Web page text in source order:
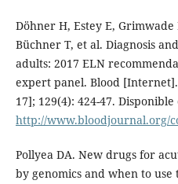
Döhner H, Estey E,
Büchner T, et al. Diagnosis
adults: 2017 ELN
expert panel. Blood
17]; 129(4): 424-47. Disponible
http://www.bloodjournal.org/
Pollyea DA. New drugs for
by genomics and when to use